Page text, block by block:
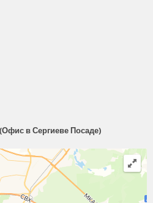
в Сергиеве Посаде)